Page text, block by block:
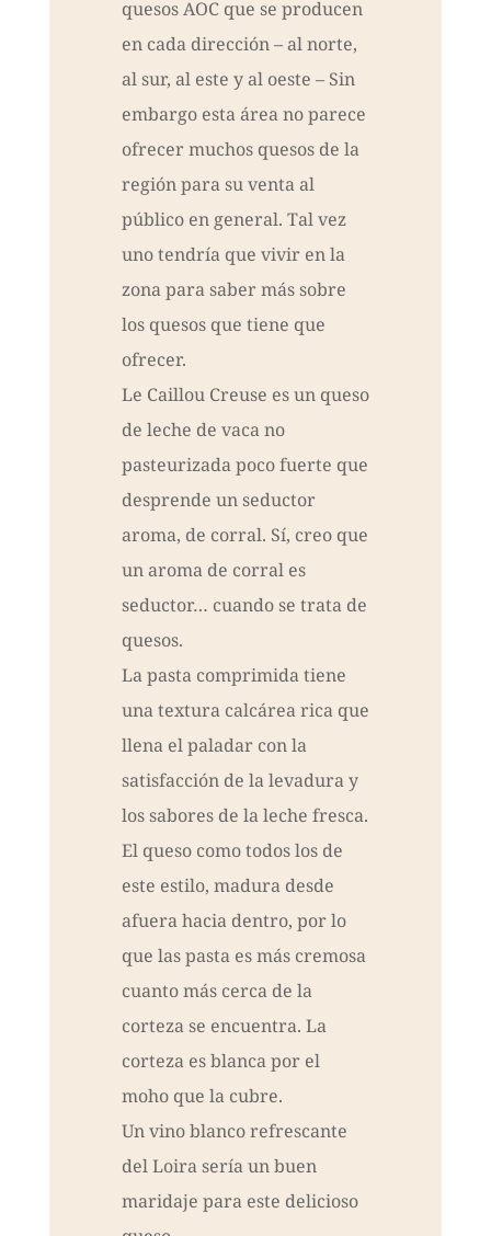
quesos AOC que se producen
en cada dirección – al norte,
al sur, al este y al oeste – Sin
embargo esta área no parece
ofrecer muchos quesos de la
región para su venta al
público en general. Tal vez
uno tendría que vivir en la
zona para saber más sobre
los quesos que tiene que
ofrecer.
Le Caillou Creuse es un queso
de leche de vaca no
pasteurizada poco fuerte que
desprende un seductor
aroma, de corral. Sí, creo que
un aroma de corral es
seductor… cuando se trata de
quesos.
La pasta comprimida tiene
una textura calcárea rica que
llena el paladar con la
satisfacción de la levadura y
los sabores de la leche fresca.
El queso como todos los de
este estilo, madura desde
afuera hacia dentro, por lo
que las pasta es más cremosa
cuanto más cerca de la
corteza se encuentra. La
corteza es blanca por el
moho que la cubre.
Un vino blanco refrescante
del Loira sería un buen
maridaje para este delicioso